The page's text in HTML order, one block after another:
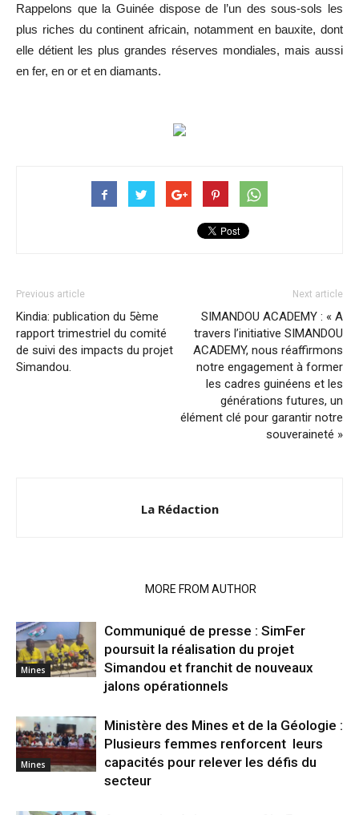
Rappelons que la Guinée dispose de l’un des sous-sols les
plus riches du continent africain, notamment en bauxite, dont
elle détient les plus grandes réserves mondiales, mais aussi
en fer, en or et en diamants.
Previous article
Kindia: publication du 5ème
rapport trimestriel du comité
de suivi des impacts du projet
Simandou.
Next article
SIMANDOU ACADEMY : « A
travers l’initiative SIMANDOU
ACADEMY, nous réaffirmons
notre engagement à former
les cadres guinéens et les
générations futures, un
élément clé pour garantir notre
souveraineté »
La Rédaction
MORE FROM AUTHOR
Mines
Communiqué de presse : SimFer
poursuit la réalisation du projet
Simandou et franchit de nouveaux
jalons opérationnels
Mines
Ministère des Mines et de la Géologie :
Plusieurs femmes renforcent leurs
capacités pour relever les défis du
secteur